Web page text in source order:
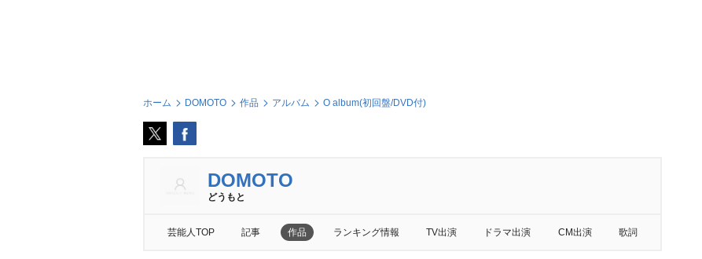
ホーム DOMOTO 作品 アルバム O album(初回盤/DVD付)
DOMOTO
どうもと
芸能人TOP 記事 作品 ランキング情報 TV出演 ドラマ出演 CM出演 歌詞